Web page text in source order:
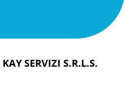
KAY SERVIZI S.R.L.S.